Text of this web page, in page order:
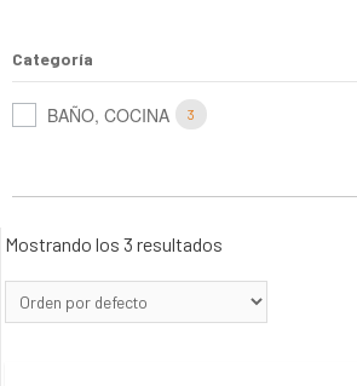
Categoría
BAÑO, COCINA 3
Mostrando los 3 resultados